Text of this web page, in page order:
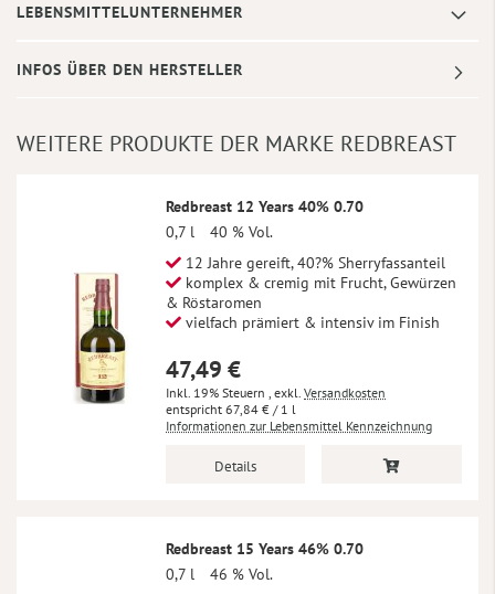
LEBENSMITTELUNTERNEHMER
INFOS ÜBER DEN HERSTELLER
WEITERE PRODUKTE DER MARKE REDBREAST
Redbreast 12 Years 40% 0.70
0,7 l
40 % Vol.
12 Jahre gereift, 40?% Sherryfassanteil
komplex & cremig mit Frucht, Gewürzen
& Röstaromen
vielfach prämiert & intensiv im Finish
47,49 €
Inkl. 19% Steuern , exkl. Versandkosten
67,84 € / 1 l
Informationen zur Lebensmittel Kennzeichnung
Details
Redbreast 15 Years 46% 0.70
0,7 l
46 % Vol.